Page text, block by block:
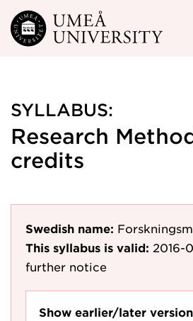
Skip to main content
SYLLABUS:
Research
credits
Swedish name:
This syllabus is valid: 2016-
further notice
Show earlier/later